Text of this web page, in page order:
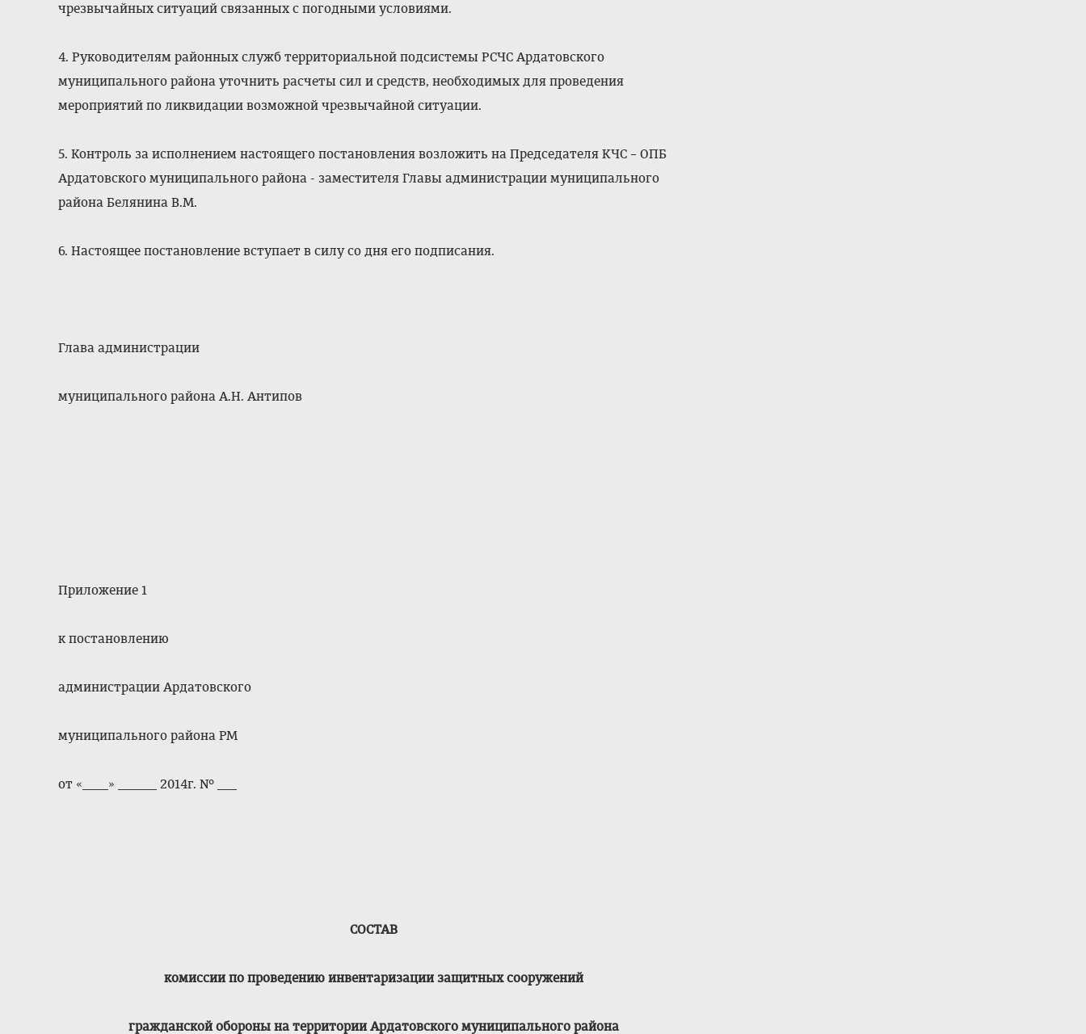
чрезвычайных ситуаций связанных с погодными условиями.
4. Руководителям районных служб территориальной подсистемы РСЧС Ардатовского
муниципального района уточнить расчеты сил и средств, необходимых для проведения
мероприятий по ликвидации возможной чрезвычайной ситуации.
5. Контроль за исполнением настоящего постановления возложить на Председателя КЧС – ОПБ
Ардатовского муниципального района - заместителя Главы администрации муниципального
района Белянина В.М.
6. Настоящее постановление вступает в силу со дня его подписания.
Глава администрации
муниципального района А.Н. Антипов
Приложение 1
к постановлению
администрации Ардатовского
муниципального района РМ
от «____» ______ 2014г. № ___
СОСТАВ
комиссии по проведению инвентаризации защитных сооружений
гражданской обороны на территории Ардатовского муниципального района